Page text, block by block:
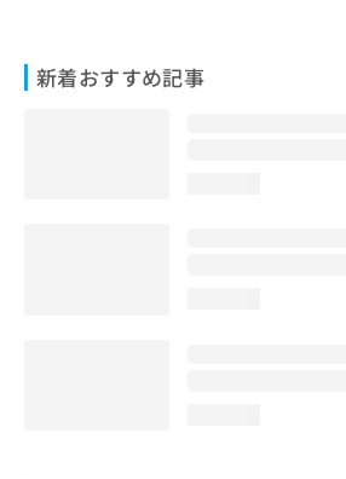
新着おすすめ記事
い
合